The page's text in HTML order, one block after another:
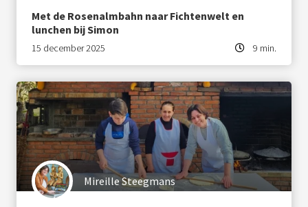
Met de Rosenalmbahn naar Fichtenwelt en
lunchen bij Simon
15 december 2025 9 min.
Mireille Steegmans